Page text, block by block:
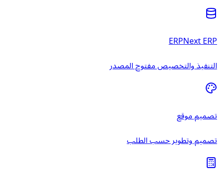
ERPNext ERP
التنفيذ والتخصيص مفتوح المصدر
تصميم موقع
تصميم وتطوير حسب الطلب